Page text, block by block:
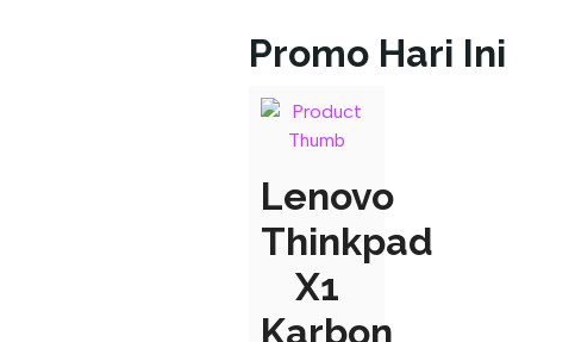
Promo Hari Ini
Lenovo
Thinkpad
X1
Karbon